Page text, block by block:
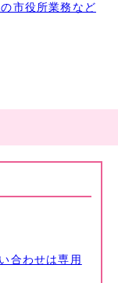
市役所業務など
合わせは専用